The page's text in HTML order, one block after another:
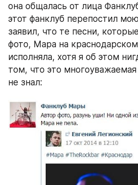
она общалась от лица
этот фанклуб перепостил
заявил, что те песни,
фото, Мара на
исполняла, хотя я об этом
том, что это
не знал: